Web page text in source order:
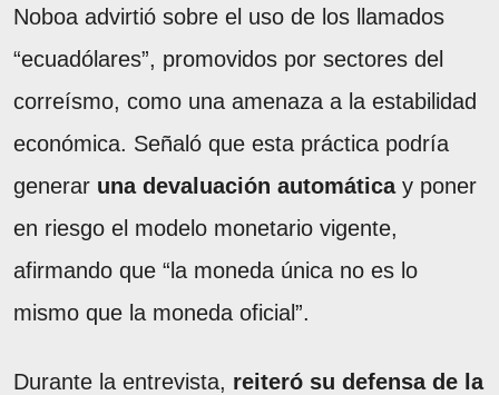
Noboa advirtió sobre el uso de los llamados
“ecuadólares”, promovidos por sectores del
correísmo, como una amenaza a la estabilidad
económica. Señaló que esta práctica podría
generar una devaluación automáticay poner
en riesgo el modelo monetario vigente,
afirmando que “la moneda única no es lo
mismo que la moneda oficial”.
Durante la entrevista, reiteró su defensa de la